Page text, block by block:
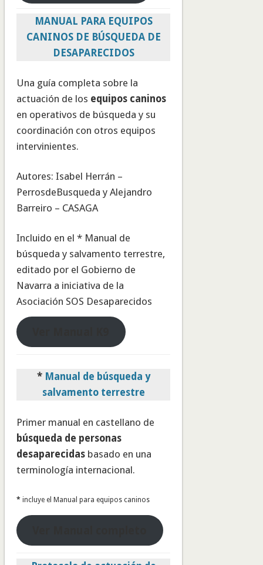
MANUAL PARA EQUIPOS
CANINOS DE BÚSQUEDA DE
DESAPARECIDOS
Una guía completa sobre la
actuación de los equipos caninos
en operativos de búsqueda y su
coordinación con otros equipos
intervinientes.
Autores: Isabel Herrán –
PerrosdeBusqueda y Alejandro
Barreiro – CASAGA
Incluido en el * Manual de
búsqueda y salvamento terrestre,
editado por el Gobierno de
Navarra a iniciativa de la
Asociación SOS Desaparecidos
* Manual de búsqueda y
salvamento terrestre
Primer manual en castellano de
búsqueda de personas
desaparecidasbasado en una
terminología internacional.
* incluye el Manual para equipos caninos